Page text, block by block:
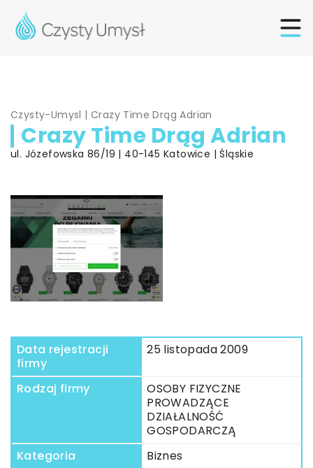
Czysty-Umysl |Crazy Time Drąg Adrian
Crazy Time Drąg Adrian
ul. Józefowska 86/19 | 40-145 Katowice | Śląskie
Data rejestracji
firmy
25 listopada 2009
Rodzaj firmy
OSOBY FIZYCZNE
PROWADZĄCE
DZIAŁALNOŚĆ
GOSPODARCZĄ
Kategoria
Biznes